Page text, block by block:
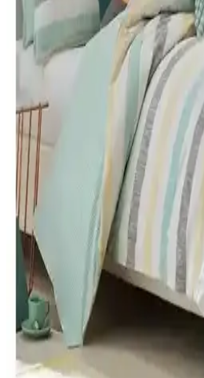
Lorien ve GOLDRİSE Çift
Karşılaştırması ve Özellikleri
Lorien ve GOLDRİSE çift kişilik
sıcak tutma, yumuşaklık ve
karşılaştırılıyor, kullanıcı deneyimleri
inceleniyor.
Madame Coco Faust King
Macaron Çift Kişilik Yorgan
Ölçülerden Dolgu ve Bakım
Bu karşılaştırma, Madame Coco
Yataş Macaron Çift Kişilik Yorgan
inceleyen bir karşılaştırmadır. Ölçüler
Macaron için 195x215 cm ve yastık
yapılarına odaklanır; silikon elyaf
dokuması gibi unsurları ele alır. Isı
bakım talimatları (30°C yıkama,
karşılaştırılır. Kullanıcı yorumları
öne çıkarır.
Alla Turca ve Misev Tek
Karşılaştırması: Özellikler ve